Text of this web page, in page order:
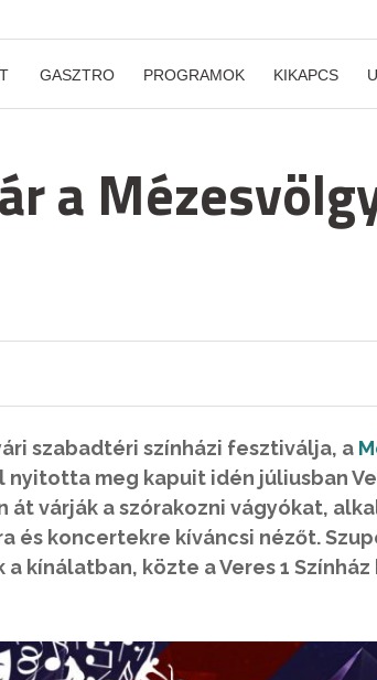
GASZTRO PROGRAMOK KIKAPCS
a
szabadtéri színházi fesztiválja, a
nyitotta meg kapuit idén júliusban
át várják a szórakozni vágyókat,
és koncertekre kíváncsi nézőt.
kínálatban, közte a Veres 1